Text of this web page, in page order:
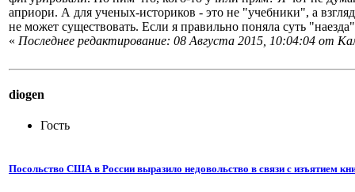
априори. А для ученых-историков - это не "учебники", а
не может существовать. Если я правильно поняла суть
« Последнее редактирование: 08 Августа 2015, 10:04:04 от
diogen
Гость
Посольство США в России выразило недовольство в связи с изъятием